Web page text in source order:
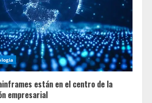
están en el centro de la
empresarial